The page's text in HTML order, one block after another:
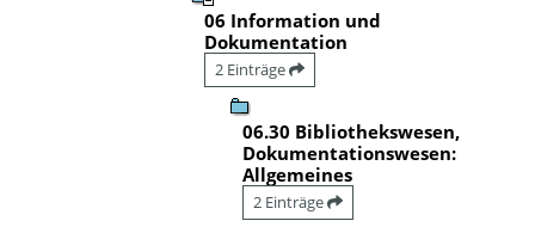
06 Information und
Dokumentation
2 Einträge
06.30 Bibliothekswesen,
Dokumentationswesen:
Allgemeines
2 Einträge